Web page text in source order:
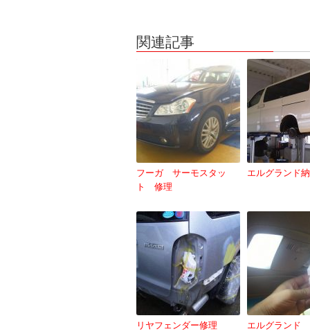
関連記事
フーガ サーモスタッ
ト 修理
エルグランド
リヤフェンダー修理 エルグランド